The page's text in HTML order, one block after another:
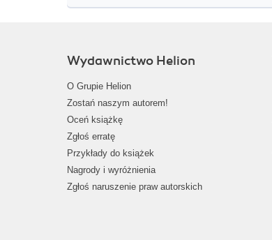
Wydawnictwo Helion
O Grupie Helion
Zostań naszym autorem!
Oceń książkę
Zgłoś erratę
Przykłady do książek
Nagrody i wyróżnienia
Zgłoś naruszenie praw autorskich